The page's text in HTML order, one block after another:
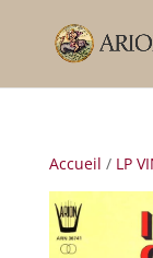
Accueil / LP